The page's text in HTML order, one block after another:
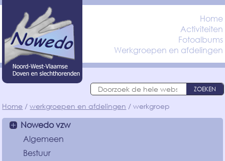
Home
Activiteiten
Fotoalbums
Werkgroepen en afdelingen
ZOEKEN
Home werkgroepen en afdelingen werkgroep
Nowedo vzw
Algemeen
Bestuur